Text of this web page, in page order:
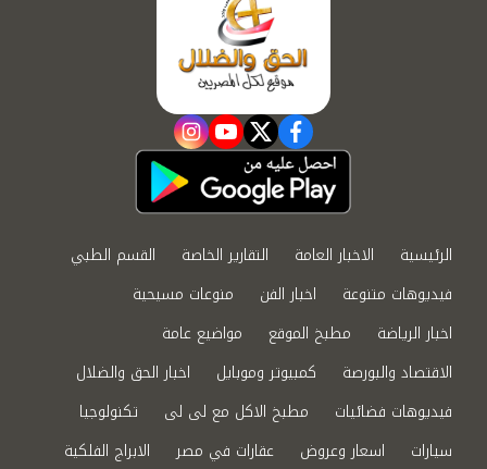
facebook
twitter
youtube
instagram
الرئيسية الاخبار العامة التقارير الخاصة
القسم الطبي
فيديوهات متنوعة
اخبار الفن
منوعات مسيحية
اخبار الرياضة
مطبخ الموقع
مواضيع عامة
الاقتصاد والبورصة
كمبيوتر وموبايل
اخبار الحق والضلال
فيديوهات فضائيات
مطبخ الاكل مع لى لى
تكنولوجيا
سيارات
اسعار وعروض عقارات في مصر الابراج الفلكية